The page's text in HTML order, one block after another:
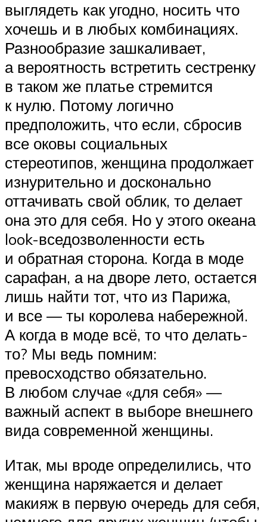
выглядеть как угодно, носить что
хочешь и в любых комбинациях.
Разнообразие зашкаливает,
а вероятность встретить сестренку
в таком же платье стремится
к нулю. Потому логично
предположить, что если, сбросив
все оковы социальных
стереотипов, женщина продолжает
изнурительно и досконально
оттачивать свой облик, то делает
она это для себя. Но у этого океана
look-вседозволенности есть
и обратная сторона. Когда в моде
сарафан, а на дворе лето, остается
лишь найти тот, что из Парижа,
и все — ты королева набережной.
А когда в моде всё, то что делать-
то? Мы ведь помним:
превосходство обязательно.
В любом случае «для себя» —
важный аспект в выборе внешнего
вида современной женщины.
Итак, мы вроде определились, что
женщина наряжается и делает
макияж в первую очередь для себя,